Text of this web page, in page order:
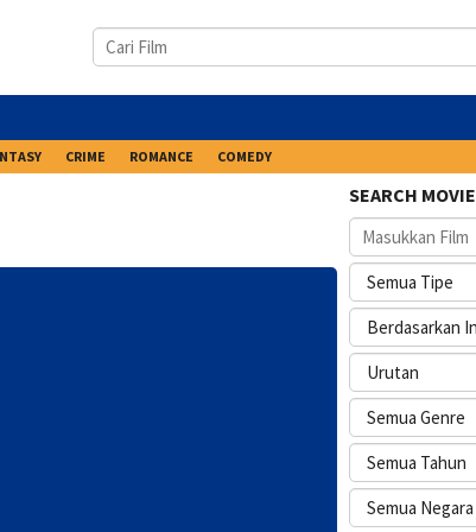
CRIME ROMANCE COMEDY
SEARCH MOVIE